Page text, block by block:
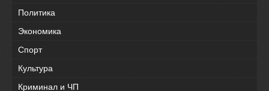
Политика
Экономика
Спорт
Культура
Криминал и ЧП